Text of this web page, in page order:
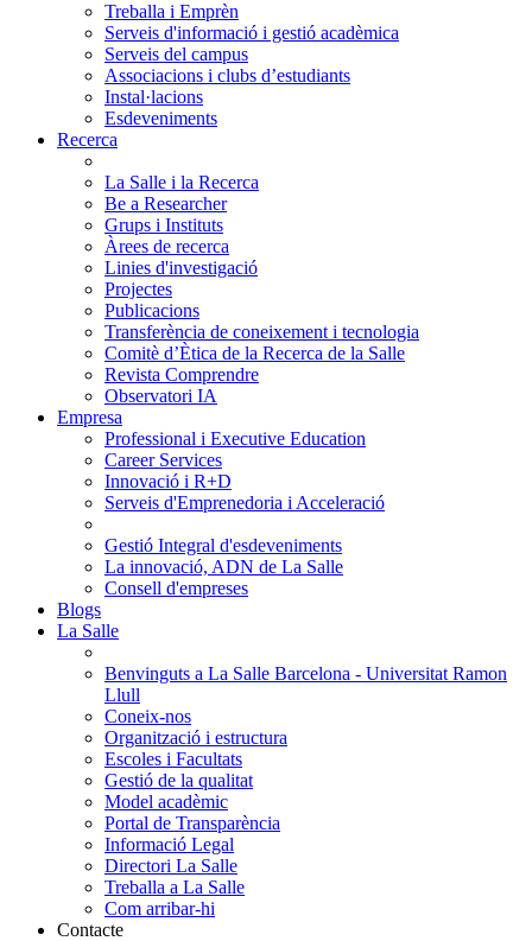
Treballa i Emprèn
Serveis d'informació i gestió acadèmica
Serveis del campus
Associacions i clubs d’estudiants
Instal·lacions
Esdeveniments
Recerca
La Salle i la Recerca
Be a Researcher
Grups i Instituts
Àrees de recerca
Linies d'investigació
Projectes
Publicacions
Transferència de coneixement i tecnologia
Comitè d’Ètica de la Recerca de la Salle
Revista Comprendre
Observatori IA
Empresa
Professional i Executive Education
Career Services
Innovació i R+D
Serveis d'Emprenedoria i Acceleració
Gestió Integral d'esdeveniments
La innovació, ADN de La Salle
Consell d'empreses
Blogs
La Salle
Benvinguts a La Salle Barcelona - Universitat Ramon
Llull
Coneix-nos
Organització i estructura
Escoles i Facultats
Gestió de la qualitat
Model acadèmic
Portal de Transparència
Informació Legal
Directori La Salle
Treballa a La Salle
Com arribar-hi
Contacte